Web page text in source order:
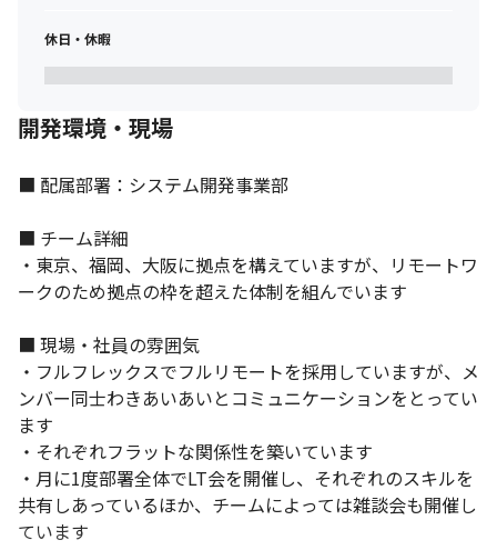
リモートワークやフレックスタイムなど、柔軟な働き方ができま
す。
休日・休暇
開発環境・現場
■ 配属部署：システム開発事業部
■ チーム詳細
・東京、福岡、大阪に拠点を構えていますが、リモートワ
ークのため拠点の枠を超えた体制を組んでいます
■ 現場・社員の雰囲気
・フルフレックスでフルリモートを採用していますが、メ
ンバー同士わきあいあいとコミュニケーションをとってい
ます
・それぞれフラットな関係性を築いています
・月に1度部署全体でLT会を開催し、それぞれのスキルを
共有しあっているほか、チームによっては雑談会も開催し
ています